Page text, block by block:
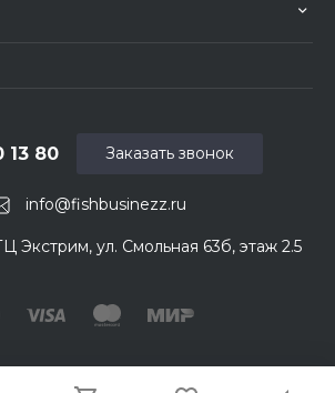
info@fishbusinezz.ru
13 80
Экстрим, ул. Смольная 63б, этаж 2.5
Заказать звонок